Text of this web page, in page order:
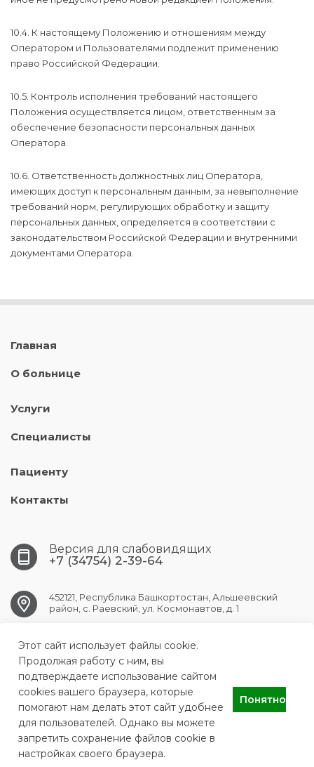
10.4. К настоящему Положению и отношениям между
Оператором и Пользователями подлежит применению
право Российской Федерации.
10.5. Контроль исполнения требований настоящего
Положения осуществляется лицом, ответственным за
обеспечение безопасности персональных данных
Оператора.
10.6. Ответственность должностных лиц Оператора,
имеющих доступ к персональным данным, за невыполнение
требований норм, регулирующих обработку и защиту
персональных данных, определяется в соответствии с
законодательством Российской Федерации и внутренними
документами Оператора.
Главная
О больнице
Услуги
Специалисты
Пациенту
Контакты
Версия для слабовидящих
+7 (34754) 2-39-64
452121, Республика Башкортостан, Альшеевский
район, с. Раевский, ул. Космонавтов, д. 1
RAEVSK.CRB@doctorrb.ru
ГБУЗ РБ Раевская ЦРБ
Этот сайт использует файлы cookie.
Продолжая работу с ним, вы
подтверждаете использование сайтом
cookies вашего браузера, которые
помогают нам делать этот сайт удобнее
для пользователей. Однако вы можете
запретить сохранение файлов cookie в
настройках своего браузера.
Понятно